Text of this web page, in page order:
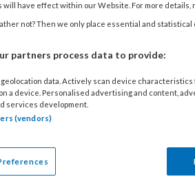
(EFP) heeft een
de preventie en
richtlijn is aangepast naar
onderzoeken.
will have effect within our Website. For more details,
not? Then we only place essential and statistical
partners process data to provide:
data. Actively scan device
a device. Personalised advertising and content,
services development.
(vendors)